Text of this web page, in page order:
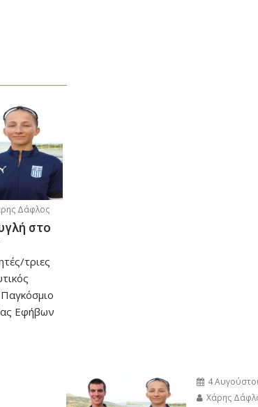
Δάφλος
στο
τριες
Εφήβων
4
Χάρης